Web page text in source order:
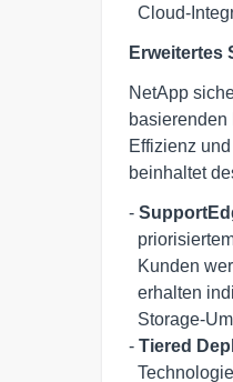
Cloud-
Erweitertes
NetApp
basierenden
Effizienz
beinhaltet
-
- Tiered